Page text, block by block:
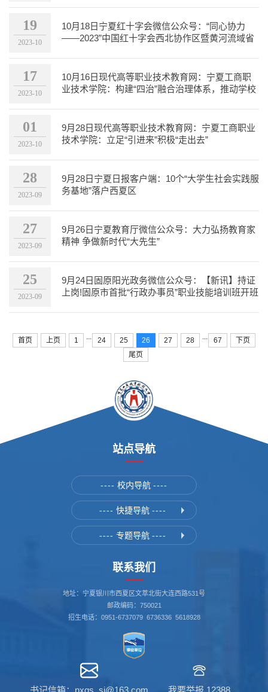
19
2023-10
10月18日宁夏红十字会微信公众号：“同心协力
——2023”中国红十字会西北协作区暨黄河流域省
17
2023-10
10月16日现代高等职业技术教育网：宁夏工商职
业技术学院：构建“四治”融合治理体系，推动学校
01
2023-10
9月28日现代高等职业技术教育网：宁夏工商职业
技术学院：立足“引进来”积极“走出去”
28
2023-09
9月28日宁夏日报客户端：10个“大学生社会实践服
务基地”落户西夏区
27
2023-09
9月26日宁夏教育厅微信公众号：大力弘扬教育家
精神 争做新时代“大先生”
25
2023-09
9月24日固原阳光政务微信公众号：【新讯】持证
上岗!固原市首批“行政办事员”职业技能培训班开班
首页 上页 1 ... 24 25 26 27 28 ... 67
下页
尾页
站点导航
---- 校内导航 ----
---- 快捷导航 ----
---- 专题导航 ----
联系我们
地址：宁夏银川市西夏区文萃北街大连西路531号
邮政编码：750021
招生电话：0951-6737079 6736336 5618928
书记信箱：nxgs_sj@163.com 我要举报 12388